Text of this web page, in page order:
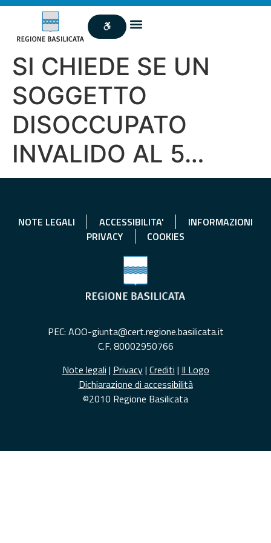
SI CHIEDE SE UN
SOGGETTO
DISOCCUPATO
INVALIDO AL 5…
NOTE LEGALI ACCESSIBILITA'
INFORMAZIONI
PRIVACY
COOKIES
PEC: AOO-giunta@cert.regione.basilicata.it
C.F. 80002950766
Note legali | Privacy| Crediti | Il Logo
Dichiarazione di accessibilità
©2010 Regione Basilicata